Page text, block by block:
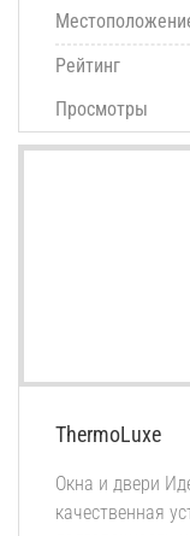
Рейтинг
Просмотры
ThermoLuxe
Окна и двери
качественная